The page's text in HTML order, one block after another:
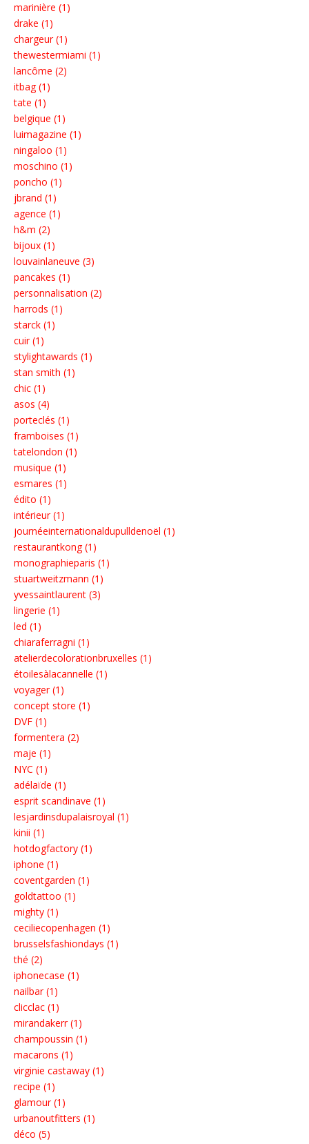
marinière (1)
drake (1)
chargeur (1)
thewestermiami (1)
lancôme (2)
itbag (1)
tate (1)
belgique (1)
luimagazine (1)
ningaloo (1)
moschino (1)
poncho (1)
jbrand (1)
agence (1)
h&m (2)
bijoux (1)
louvainlaneuve (3)
pancakes (1)
personnalisation (2)
harrods (1)
starck (1)
cuir (1)
stylightawards (1)
stan smith (1)
chic (1)
asos (4)
porteclés (1)
framboises (1)
tatelondon (1)
musique (1)
esmares (1)
édito (1)
intérieur (1)
journéeinternationaldupulldenoël (1)
restaurantkong (1)
monographieparis (1)
stuartweitzmann (1)
yvessaintlaurent (3)
lingerie (1)
led (1)
chiaraferragni (1)
atelierdecolorationbruxelles (1)
étoilesàlacannelle (1)
voyager (1)
concept store (1)
DVF (1)
formentera (2)
maje (1)
NYC (1)
adélaïde (1)
esprit scandinave (1)
lesjardinsdupalaisroyal (1)
kinii (1)
hotdogfactory (1)
iphone (1)
coventgarden (1)
goldtattoo (1)
mighty (1)
ceciliecopenhagen (1)
brusselsfashiondays (1)
thé (2)
iphonecase (1)
nailbar (1)
clicclac (1)
mirandakerr (1)
champoussin (1)
macarons (1)
virginie castaway (1)
recipe (1)
glamour (1)
urbanoutfitters (1)
déco (5)